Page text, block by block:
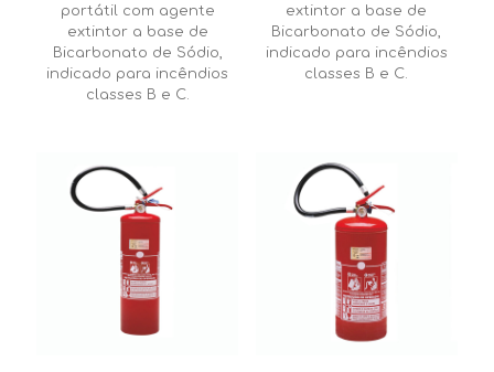
portátil com agente
extintor a base de
Bicarbonato de Sódio,
indicado para incêndios
classes B e C.
extintor a base de
Bicarbonato de Sódio,
indicado para incêndios
classes B e C.